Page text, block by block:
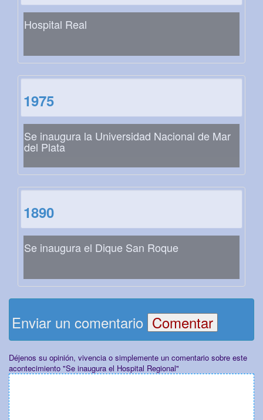
Hospital Real
1975
Se inaugura la Universidad Nacional de Mar
del Plata
1890
Se inaugura el Dique San Roque
Enviar un comentario
Déjenos su opinión, vivencia o simplemente un comentario sobre este
acontecimiento "Se inaugura el Hospital Regional"